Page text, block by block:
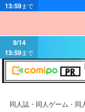
9/14
13:59まで
同人誌・同人ゲーム・同